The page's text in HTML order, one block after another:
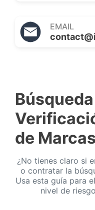
EMAIL
de
¿No tienes claro si
o contratar la
Usa esta guía para
nivel de